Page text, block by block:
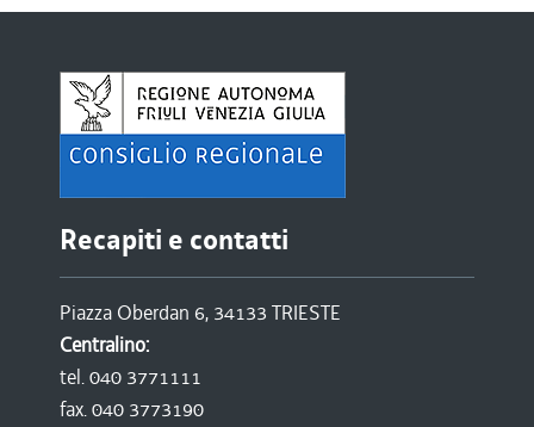
Recapiti e contatti
Piazza Oberdan 6, 34133 TRIESTE
Centralino:
tel. 040 3771111
fax. 040 3773190